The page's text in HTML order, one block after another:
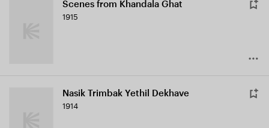
Scenes from Khandala Ghat
1915
Nasik Trimbak Yethil Dekhave
1914